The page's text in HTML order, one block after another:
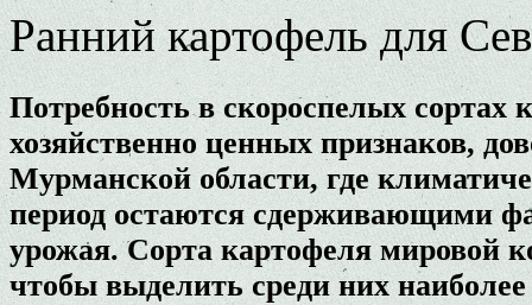
Ранний картофель для
Потребность в скороспелых
хозяйственно ценных признаков,
Мурманской области, где
период остаются сдерживающими
урожая. Сорта картофеля мировой
чтобы выделить среди них